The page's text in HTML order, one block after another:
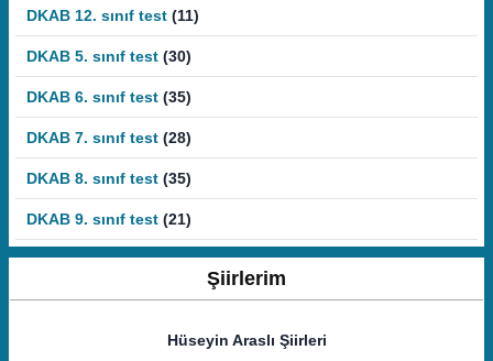
DKAB 12. sınıf test (11)
DKAB 5. sınıf test (30)
DKAB 6. sınıf test (35)
DKAB 7. sınıf test (28)
DKAB 8. sınıf test (35)
DKAB 9. sınıf test (21)
Şiirlerim
Hüseyin Araslı Şiirleri